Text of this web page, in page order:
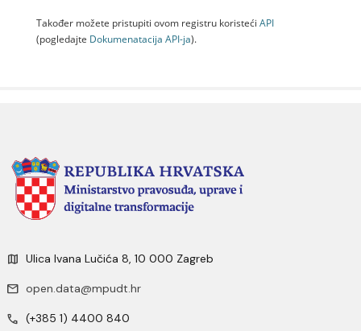
Također možete pristupiti ovom registru koristeći API
(pogledajte Dokumenаtаcijа API-jа).